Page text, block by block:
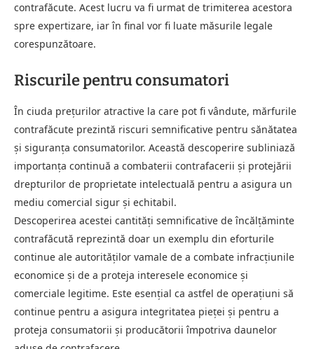
contrafăcute. Acest lucru va fi urmat de trimiterea acestora
spre expertizare, iar în final vor fi luate măsurile legale
corespunzătoare.
Riscurile pentru consumatori
În ciuda prețurilor atractive la care pot fi vândute, mărfurile
contrafăcute prezintă riscuri semnificative pentru sănătatea
și siguranța consumatorilor. Această descoperire subliniază
importanța continuă a combaterii contrafacerii și protejării
drepturilor de proprietate intelectuală pentru a asigura un
mediu comercial sigur și echitabil.
Descoperirea acestei cantități semnificative de încălţăminte
contrafăcută reprezintă doar un exemplu din eforturile
continue ale autorităților vamale de a combate infracțiunile
economice și de a proteja interesele economice și
comerciale legitime. Este esențial ca astfel de operațiuni să
continue pentru a asigura integritatea pieței și pentru a
proteja consumatorii și producătorii împotriva daunelor